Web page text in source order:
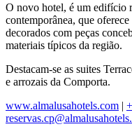
O novo hotel, é um edifício
contemporânea, que
decorados com peças
materiais típicos da região.
Destacam-se as suites
e arrozais da Comporta.
www.almalusahotels.com |